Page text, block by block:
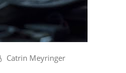
Catrin Meyringer